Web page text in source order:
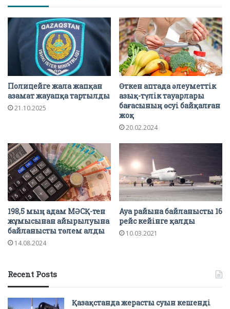
Полицейге жала жапқан
азамат жауапқа тартылды
21.10.2025
Өткен аптада әлеуметтік
азық-түлік тауарлары
бағасының өсуі байқалған
жоқ
20.02.2024
198,5 мың адам МӘСҚ-тен
жұмысынан айырылуына
байланысты төлем алды
14.08.2024
Ауа райына байланысты 16
рейс кейінге қалды
10.03.2021
Recent Posts
Қазақстанда жерасты суын кешенді